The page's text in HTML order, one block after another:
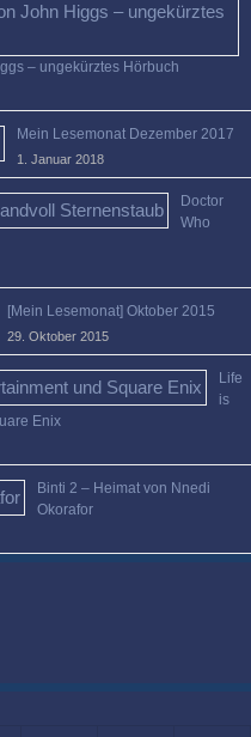
– ungekürztes Hörbuch
Mein Lesemonat Dezember 2017
1. Januar 2018
Doctor
Who
[Mein Lesemonat] Oktober 2015
29. Oktober 2015
Life
is
Enix
Binti 2 – Heimat von Nnedi
Okorafor